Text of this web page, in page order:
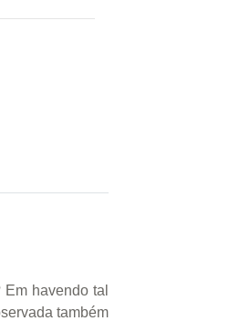
havendo tal
também